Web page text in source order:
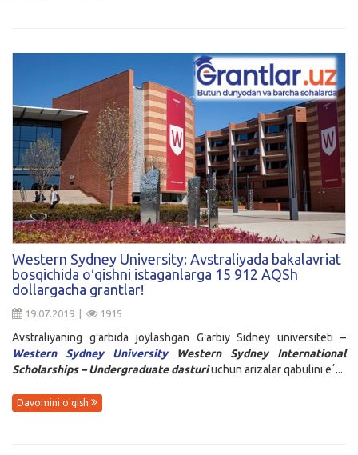
Western Sydney University: Avstraliyada bakalavriat
bosqichida oʻqishni istaganlarga 15 912 AQSh
dollargacha grantlar!
19.07.2019 | 1915
Avstraliyaning gʻarbida joylashgan Gʻarbiy Sidney universiteti –
Western Sydney University
Western Sydney International
Scholarships – Undergraduate dasturiuchun arizalar qabulini eʼ...
Davomini o'qish